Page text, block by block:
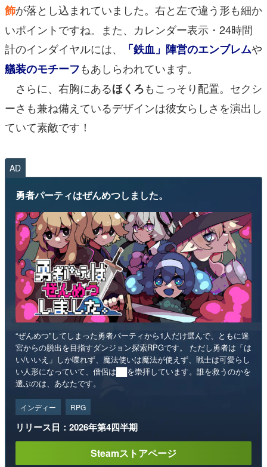
飾が落とし込まれていました。右と左で違う形も細か
いポイントですね。また、カレンダー表示・24時間
計のインダイヤルには、
「鉄血」陣営のエンブレムや
艤装のモチーフもあしらわれています。
さらに、右胸にあるほくろもこっそり配置。セクシ
ーさも兼ね備えているデザインは彼女らしさを演出し
ていて素敵です！
AD
勇者パーティはぜんめつしました。
“ぜんめつ”してしまった勇者パーティから1人だけ選んで、ともに迷
宮からの脱出を目指すダンジョン探索RPGです。 ただし勇者は「は
い/いいえ」しか喋れず、魔法使いは魔法が使えず、戦士は可愛らし
い人形になっていて、僧侶は██を崇拝しています。誰を救うのかを
選ぶのは、あなたです。
インディー RPG
リリース日：2026年第4四半期
Steamストアページ